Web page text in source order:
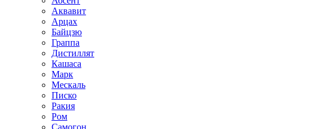
Аквавит
Арцах
Байцзю
Граппа
Дистиллят
Кашаса
Марк
Мескаль
Писко
Ракия
Ром